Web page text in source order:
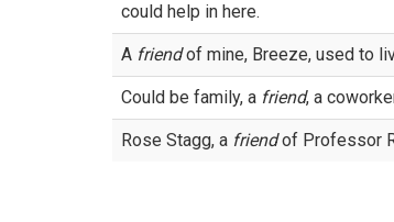
could help in here.
A friendof mine, Breeze, used to
Could be family, a friend, a
Rose Stagg, a friendof Professor